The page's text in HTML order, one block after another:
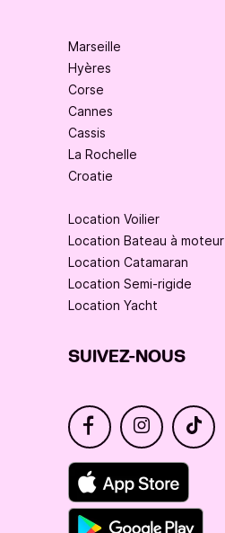
Marseille
Hyères
Corse
Cannes
Cassis
La Rochelle
Croatie
Location Voilier
Location Bateau à moteur
Location Catamaran
Location Semi-rigide
Location Yacht
SUIVEZ-NOUS